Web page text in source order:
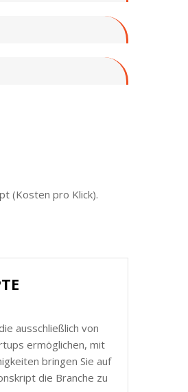
(Kosten pro Klick).
ausschließlich von
ermöglichen, mit
bringen Sie auf
die Branche zu